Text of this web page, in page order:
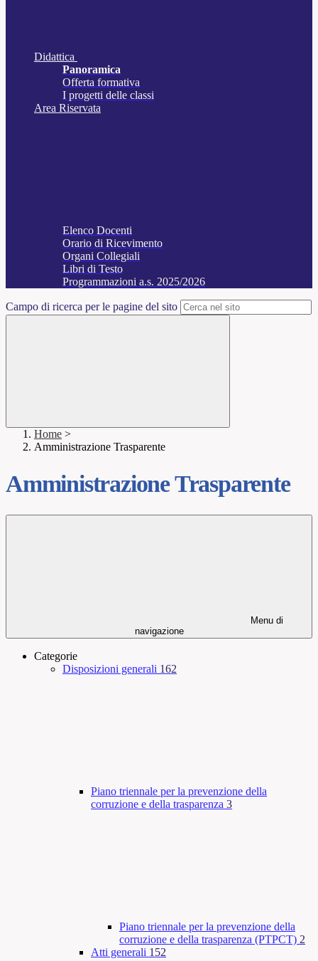
Didattica
Panoramica
Offerta formativa
I progetti delle classi
Area Riservata
Elenco Docenti
Orario di Ricevimento
Organi Collegiali
Libri di Testo
Programmazioni a.s. 2025/2026
Campo di ricerca per le pagine del sito
Home >
Amministrazione Trasparente
Amministrazione Trasparente
Menu di
navigazione
Categorie
Disposizioni generali 162
Piano triennale per la prevenzione della
corruzione e della trasparenza 3
Piano triennale per la prevenzione della
corruzione e della trasparenza (PTPCT) 2
Atti generali 152